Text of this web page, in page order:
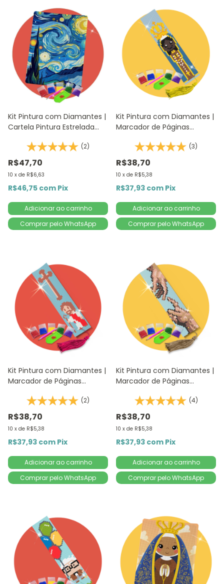
Kit Pintura com Diamantes |
Cartela Pintura Estrelada
Redondo | Diamond Painting
5D D
(2)
R$47,70
10 x de R$6,63
R$46,75 com Pix
Comprar pelo WhatsApp
Kit Pintura com Diamantes |
Marcador de Páginas
Redondo | Diamond Painting
DIY
(3)
R$38,70
10 x de R$5,38
R$37,93 com Pix
Comprar pelo WhatsApp
Kit Pintura com Diamantes |
Marcador de Páginas
Diamante Redondo |
Diamond Painting DIY
(2)
R$38,70
10 x de R$5,38
R$37,93 com Pix
Comprar pelo WhatsApp
Kit Pintura com Diamantes |
Marcador de Páginas
4,2x18,9cm | Diamante
Redondo | Diamond Painting
(4)
R$38,70
10 x de R$5,38
R$37,93 com Pix
Comprar pelo WhatsApp